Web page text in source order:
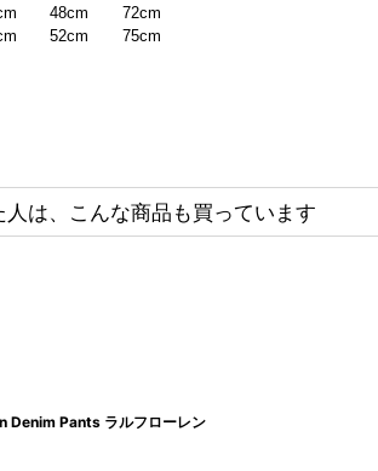
48cm
72cm
52cm 75cm
人は、こんな商品も買っています
Denim Pants ラルフローレン